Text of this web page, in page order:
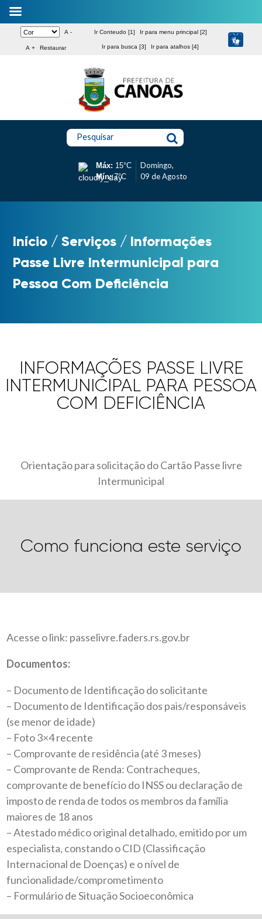
A -
A + Restaurar
Ir Conteudo [1] Ir para menu principal [2]
Ir para busca [3] Ir para atalhos [4]
Pesquisar
Máx: 15°C
Mín:7°C
Domingo,
09 de Agosto
Início /Serviços / Informações
Passe Livre Intermunicipal para
Pessoa Com Deficiência
INFORMAÇÕES PASSE LIVRE
INTERMUNICIPAL PARA PESSOA
COM DEFICIÊNCIA
Orientação para solicitação do Cartão Passe livre
Intermunicipal
Como funciona este serviço
Acesse o link: passelivre.faders.rs.gov.br
Documentos:
– Documento de Identificação do solicitante
– Documento de Identificação dos pais/responsáveis
(se menor de idade)
– Foto 3×4 recente
– Comprovante de residência (até 3 meses)
– Comprovante de Renda: Contracheques,
comprovante de benefício do INSS ou declaração de
imposto de renda de todos os membros da família
maiores de 18 anos
– Atestado médico original detalhado, emitido por um
especialista, constando o CID (Classificação
Internacional de Doenças) e o nível de
funcionalidade/comprometimento
– Formulário de Situação Socioeconômica